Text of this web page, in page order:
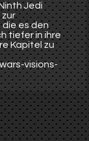
Jedi
die es den
tiefer in ihre
Kapitel zu
visions-